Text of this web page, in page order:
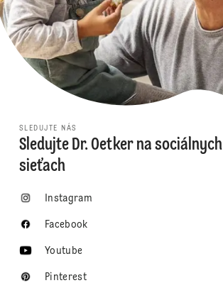
SLEDUJTE NÁS
Sledujte Dr. Oetker na sociálnych
sieťach
Instagram
Facebook
Youtube
Pinterest